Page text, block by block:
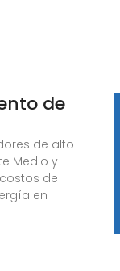
de
de alto
Medio y
de
en